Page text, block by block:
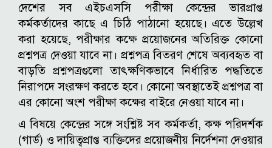
দেশের সব এইচএসসি পরীক্ষা কেন্দ্রের ভারপ্রাপ্ত
কর্মকর্তাদের কাছে এ চিঠি পাঠানো হয়েছে।এতে উল্লেখ
করা হয়েছে, পরীক্ষার কক্ষে প্রয়োজনের অতিরিক্ত কোনো
প্রশ্নপত্র দেওয়া যাবে না। প্রশ্নপত্র বিতরণ শেষে অব্যবহৃত বা
বাড়তি প্রশ্নপত্রগুলো তাৎক্ষণিকভাবে নির্ধারিত পদ্ধতিতে
নিরাপদে সংরক্ষণ করতে হবে। কোনো অবস্থাতেই প্রশ্নপত্র বা
এর কোনো অংশ পরীক্ষা কক্ষের বাইরে নেওয়া যাবে না।
এ বিষয়ে কেন্দ্রের সঙ্গে সংশ্লিষ্ট সব কর্মকর্তা, কক্ষ পরিদর্শক
(গার্ড) ও দায়িত্বপ্রাপ্ত ব্যক্তিদের প্রয়োজনীয় নির্দেশনা দেওয়ার